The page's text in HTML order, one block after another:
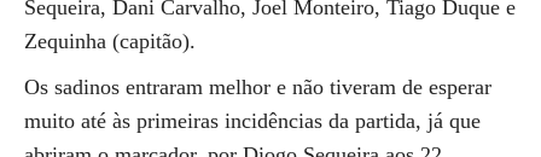
Sequeira, Dani Carvalho, Joel Monteiro, Tiago Duque e
Zequinha (capitão).
Os sadinos entraram melhor e não tiveram de esperar
muito até às primeiras incidências da partida, já que